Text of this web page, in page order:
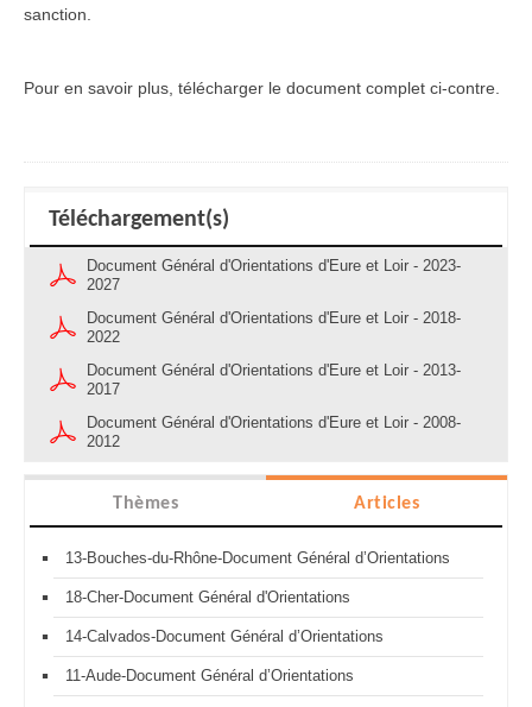
sanction.
Pour en savoir plus, télécharger le document complet ci-contre.
Téléchargement(s)
Document Général d'Orientations d'Eure et Loir - 2023-
2027
Document Général d'Orientations d'Eure et Loir - 2018-
2022
Document Général d'Orientations d'Eure et Loir - 2013-
2017
Document Général d'Orientations d'Eure et Loir - 2008-
2012
Thèmes Articles
13-Bouches-du-Rhône-Document Général d’Orientations
18-Cher-Document Général d'Orientations
14-Calvados-Document Général d’Orientations
11-Aude-Document Général d’Orientations